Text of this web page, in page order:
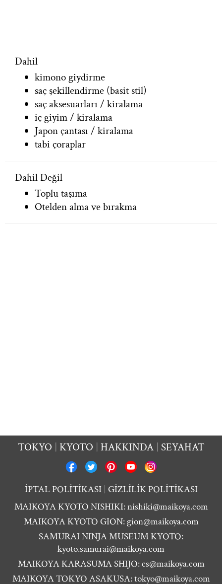
Dahil
kimono giydirme
saç şekillendirme (basit stil)
saç aksesuarları / kiralama
iç giyim / kiralama
Japon çantası / kiralama
tabi çoraplar
Dahil Değil
Toplu taşıma
Otelden alma ve bırakma
TOKYO KYOTO HAKKINDA SEYAHAT
İPTAL POLİTİKASI GİZLİLİK POLİTİKASI
MAIKOYA KYOTO NISHIKI:nishiki@maikoya.com
MAIKOYA KYOTO GION:gion@maikoya.com
SAMURAI NINJA MUSEUM KYOTO:
kyoto.samurai@maikoya.com
MAIKOYA KARASUMA SHIJO:cs@maikoya.com
MAIKOYA TOKYO ASAKUSA:tokyo@maikoya.com